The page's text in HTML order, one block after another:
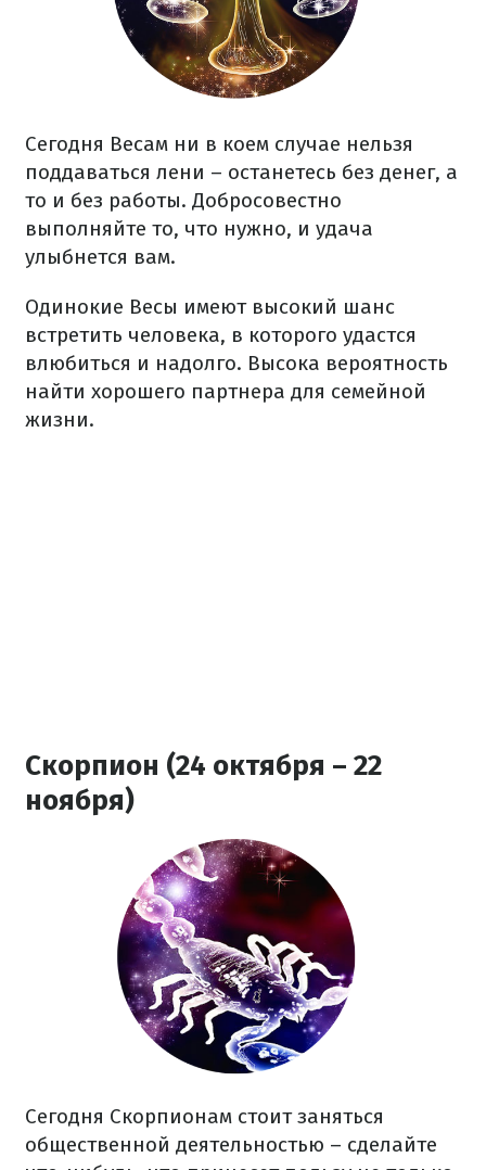
Сегодня Весам ни в коем случае нельзя
поддаваться лени – останетесь без денег, а
то и без работы. Добросовестно
выполняйте то, что нужно, и удача
улыбнется вам.
Одинокие Весы имеют высокий шанс
встретить человека, в которого удастся
влюбиться и надолго. Высока вероятность
найти хорошего партнера для семейной
жизни.
Скорпион (24 октября – 22
ноября)
Сегодня Скорпионам стоит заняться
общественной деятельностью – сделайте